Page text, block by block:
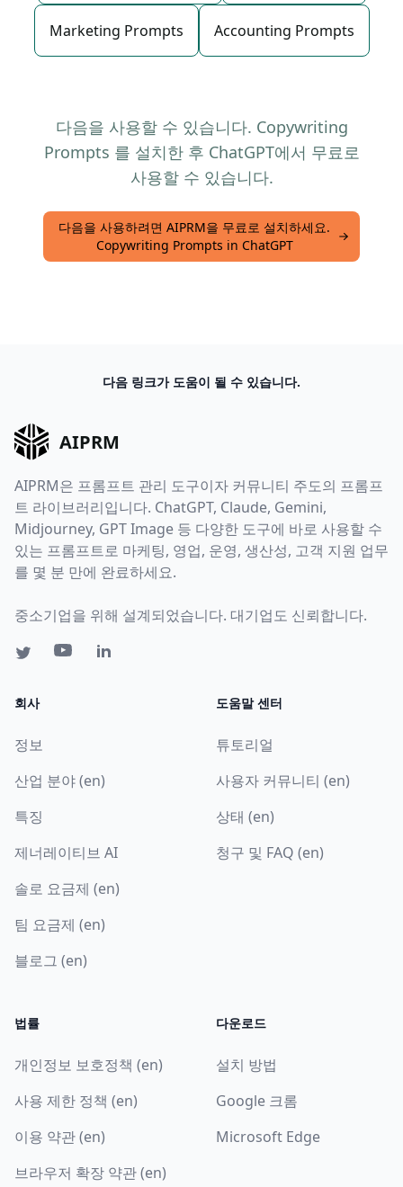
Marketing Prompts Accounting Prompts
다음을 사용할 수 있습니다. Copywriting
Prompts 를 설치한 후 ChatGPT에서 무료로
사용할 수 있습니다.
다음을 사용하려면 AIPRM을 무료로 설치하세요.
Copywriting Prompts in ChatGPT
다음 링크가 도움이 될 수 있습니다.
AIPRM
AIPRM은 프롬프트 관리 도구이자 커뮤니티 주도의 프롬프
트 라이브러리입니다. ChatGPT, Claude, Gemini,
Midjourney, GPT Image 등 다양한 도구에 바로 사용할 수
있는 프롬프트로 마케팅, 영업, 운영, 생산성, 고객 지원 업무
를 몇 분 만에 완료하세요.
중소기업을 위해 설계되었습니다. 대기업도 신뢰합니다.
회사
정보
산업 분야 (en)
특징
제너레이티브 AI
솔로 요금제 (en)
팀 요금제 (en)
블로그 (en)
도움말 센터
튜토리얼
사용자 커뮤니티 (en)
상태 (en)
청구 및 FAQ (en)
법률
개인정보 보호정책 (en)
사용 제한 정책 (en)
이용 약관 (en)
브라우저 확장 약관 (en)
다운로드
설치 방법
Google 크롬
Microsoft Edge